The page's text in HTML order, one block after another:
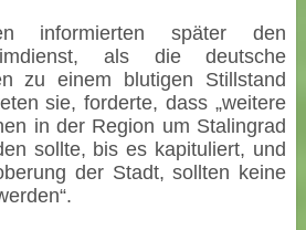
informierten später den
als die deutsche
zu einem blutigen Stillstand
sie, forderte, dass „weitere
in der Region um Stalingrad
sollte, bis es kapituliert, und
der Stadt, sollten keine